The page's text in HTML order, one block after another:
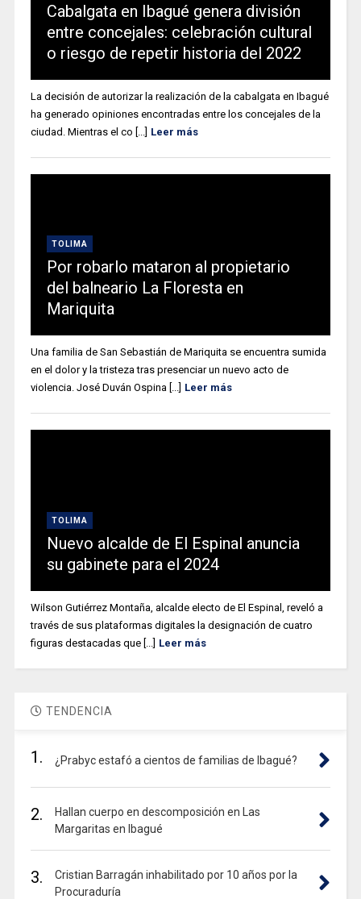
Cabalgata en Ibagué genera división
entre concejales: celebración cultural
o riesgo de repetir historia del 2022
La decisión de autorizar la realización de la cabalgata en Ibagué
ha generado opiniones encontradas entre los concejales de la
ciudad. Mientras el co [...] Leer más
TOLIMA
Por robarlo mataron al propietario
del balneario La Floresta en
Mariquita
Una familia de San Sebastián de Mariquita se encuentra sumida
en el dolor y la tristeza tras presenciar un nuevo acto de
violencia. José Duván Ospina [...] Leer más
TOLIMA
Nuevo alcalde de El Espinal anuncia
su gabinete para el 2024
Wilson Gutiérrez Montaña, alcalde electo de El Espinal, reveló a
través de sus plataformas digitales la designación de cuatro
figuras destacadas que [...] Leer más
TENDENCIA
1. ¿Prabyc estafó a cientos de familias de Ibagué?
2.
Hallan cuerpo en descomposición en Las
Margaritas en Ibagué
3.
Cristian Barragán inhabilitado por 10 años por la
Procuraduría